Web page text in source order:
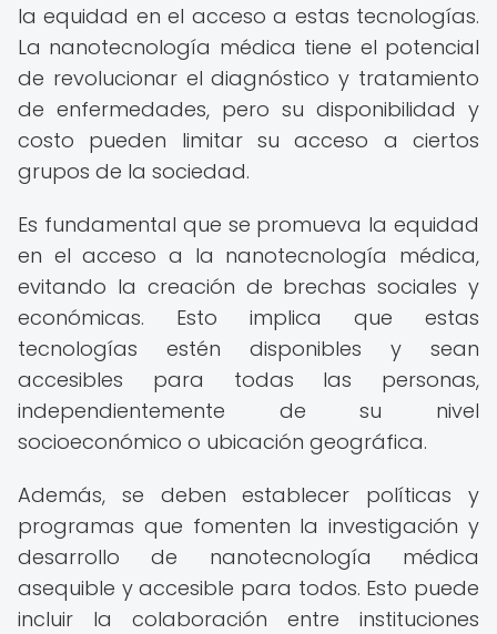
la equidad en el acceso a estas tecnologías.
La nanotecnología médica tiene el potencial
de revolucionar el diagnóstico y tratamiento
de enfermedades, pero su disponibilidad y
costo pueden limitar su acceso a ciertos
grupos de la sociedad.
Es fundamental que se promueva la equidad
en el acceso a la nanotecnología médica,
evitando la creación de brechas sociales y
económicas. Esto implica que estas
tecnologías estén disponibles y sean
accesibles para todas las personas,
independientemente de su nivel
socioeconómico o ubicación geográfica.
Además, se deben establecer políticas y
programas que fomenten la investigación y
desarrollo de nanotecnología médica
asequible y accesible para todos. Esto puede
incluir la colaboración entre instituciones